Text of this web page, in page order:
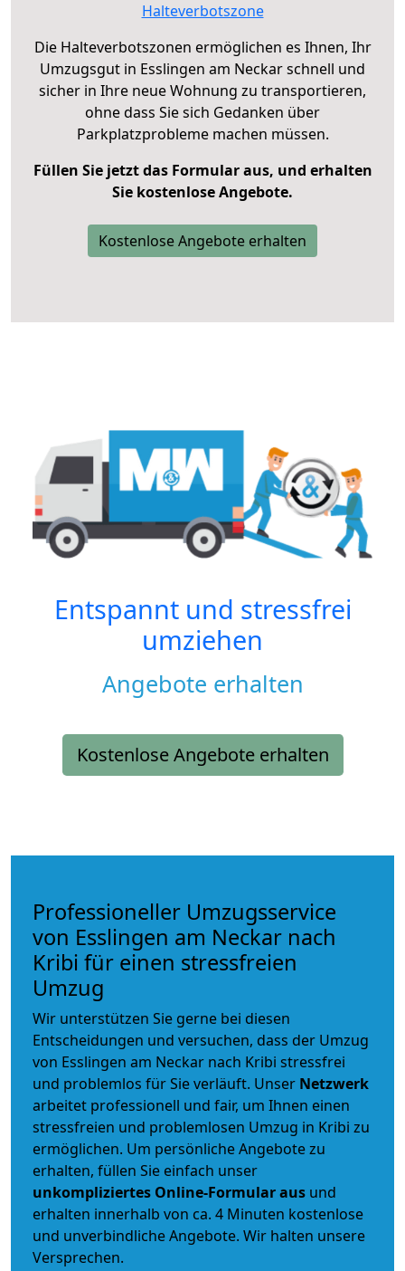
Halteverbotszone
Die Halteverbotszonen ermöglichen es Ihnen, Ihr
Umzugsgut in Esslingen am Neckar schnell und
sicher in Ihre neue Wohnung zu transportieren,
ohne dass Sie sich Gedanken über
Parkplatzprobleme machen müssen.
Füllen Sie jetzt das Formular aus, und erhalten
Sie kostenlose Angebote.
Kostenlose Angebote erhalten
Entspannt und stressfrei
umziehen
Angebote erhalten
Kostenlose Angebote erhalten
Professioneller Umzugsservice
von Esslingen am Neckar nach
Kribi für einen stressfreien
Umzug
Wir unterstützen Sie gerne bei diesen
Entscheidungen und versuchen, dass der Umzug
von Esslingen am Neckar nach Kribi stressfrei
und problemlos für Sie verläuft. Unser Netzwerk
arbeitet professionell und fair, um Ihnen einen
stressfreien und problemlosen Umzug in Kribi zu
ermöglichen. Um persönliche Angebote zu
erhalten, füllen Sie einfach unser
unkompliziertes Online-Formular aus und
erhalten innerhalb von ca. 4 Minuten kostenlose
und unverbindliche Angebote. Wir halten unsere
Versprechen.